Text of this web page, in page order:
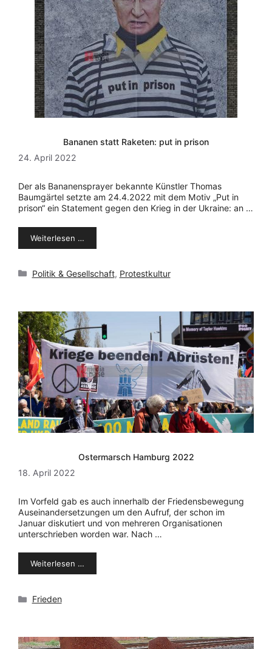
Bananen statt Raketen: put in prison
24. April 2022
Der als Bananensprayer bekannte Künstler Thomas
Baumgärtel setzte am 24.4.2022 mit dem Motiv „Put in
prison“ ein Statement gegen den Krieg in der Ukraine: an …
Weiterlesen …
Kategorien
Politik & Gesellschaft, Protestkultur
Ostermarsch Hamburg 2022
18. April 2022
Im Vorfeld gab es auch innerhalb der Friedensbewegung
Auseinandersetzungen um den Aufruf, der schon im
Januar diskutiert und von mehreren Organisationen
unterschrieben worden war. Nach …
Weiterlesen …
Kategorien
Frieden